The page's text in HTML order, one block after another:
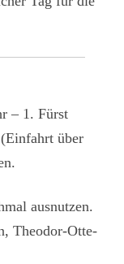
– 1. Fürst
über
ausnutzen.
Theodor-Otte-